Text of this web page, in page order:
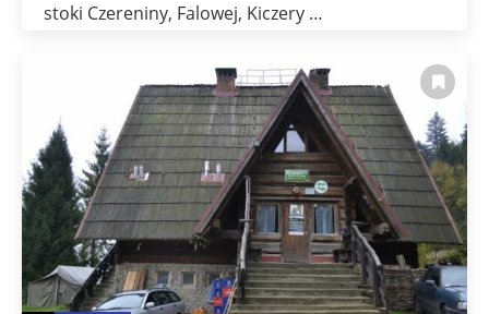
stoki Czereniny, Falowej, Kiczery …